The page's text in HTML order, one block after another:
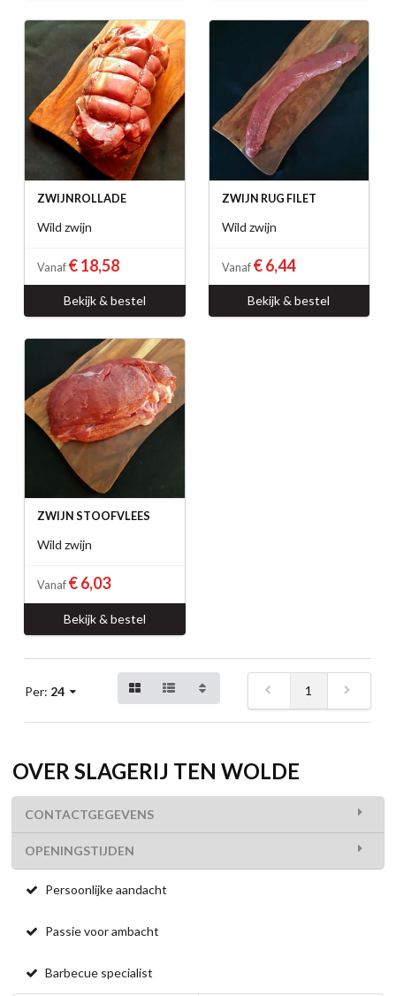
ZWIJNROLLADE
Wild zwijn
Vanaf € 18,58
Bekijk & bestel
ZWIJN RUG FILET
Wild zwijn
Vanaf € 6,44
Bekijk & bestel
ZWIJN STOOFVLEES
Wild zwijn
Vanaf € 6,03
Bekijk & bestel
Per: 24 1
OVER SLAGERIJ TEN WOLDE
CONTACTGEGEVENS
OPENINGSTIJDEN
Persoonlijke aandacht
Passie voor ambacht
Barbecue specialist